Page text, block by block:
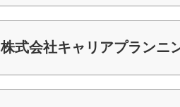
株式会社キャリアプランニ